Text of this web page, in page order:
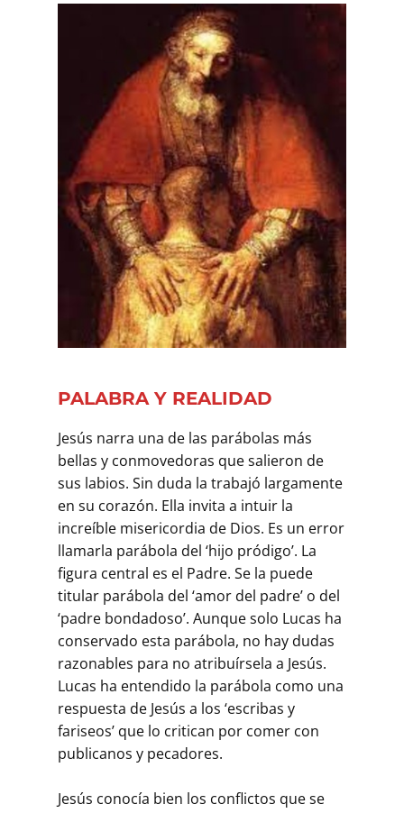
PALABRA Y REALIDAD
Jesús narra una de las parábolas más
bellas y conmovedoras que salieron de
sus labios. Sin duda la trabajó lar­gamente
en su corazón. Ella invita a intuir la
increíble misericor­dia de Dios. Es un error
llamarla parábola del ‘hijo pródigo’. La
figura central es el Padre. Se la puede
titular parábola del ‘amor del padre’ o del
‘padre bondadoso’. Aunque solo Lucas ha
conservado esta parábola, no hay dudas
razonables para no atribuírsela a Jesús.
Lucas ha entendido la parábola como una
respuesta de Jesús a los ‘escribas y
fariseos’ que lo critican por comer con
publicanos y pecadores.
Jesús conocía bien los conflictos que se